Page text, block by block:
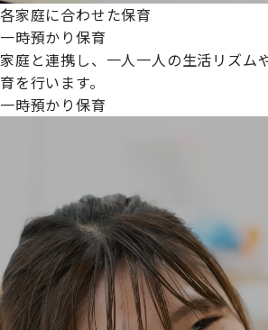
各家庭に合わせた保育
一時預かり保育
家庭と連携し、一人一人の生活リズム
育を行います。
一時預かり保育